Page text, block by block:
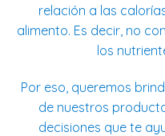
relación a las
alimento. Es decir, no
los
Por eso, queremos
de nuestros
decisiones que te